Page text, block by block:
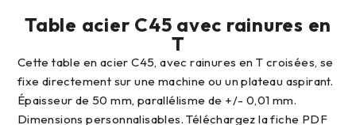
Table acier C45 avec rainures en
T
Cette table en acier C45, avec rainures en T croisées, se
fixe directement sur une machine ou un plateau aspirant.
Épaisseur de 50 mm, parallélisme de +/- 0,01 mm.
Dimensions personnalisables. Téléchargez la fiche PDF